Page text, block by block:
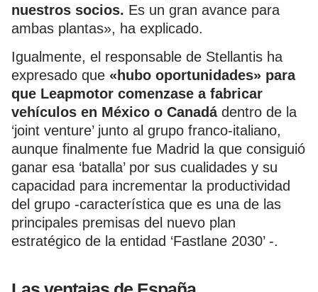
nuestros socios. Es un gran avance para
ambas plantas», ha explicado.
Igualmente, el responsable de Stellantis ha
expresado que «hubo oportunidades» para
que Leapmotor comenzase a fabricar
vehículos en México o Canadá dentro de la
‘joint venture’ junto al grupo franco-italiano,
aunque finalmente fue Madrid la que consiguió
ganar esa ‘batalla’ por sus cualidades y su
capacidad para incrementar la productividad
del grupo -característica que es una de las
principales premisas del nuevo plan
estratégico de la entidad ‘Fastlane 2030’ -.